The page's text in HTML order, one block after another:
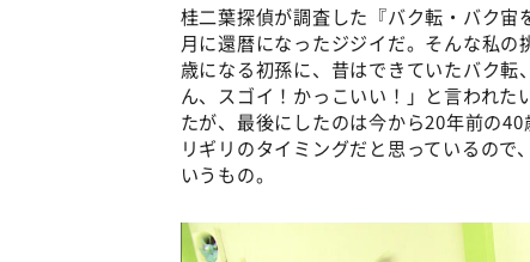
桂二葉探偵が調査した『バク転・バク
月に還暦になったジジイだ。そんな私
歳になる初孫に、昔はできていたバク
ん、スゴイ！かっこいい！」と言われ
たが、最後にしたのは今から20年前の
リギリのタイミングだと思っているの
いうもの。